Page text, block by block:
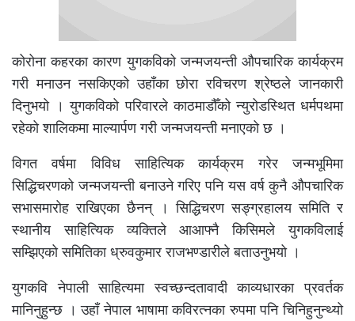
कोरोना कहरका कारण युगकविको जन्मजयन्ती औपचारिक कार्यक्रम
गरी मनाउन नसकिएको उहाँका छोरा रविचरण श्रेष्ठले जानकारी
दिनुभयो । युगकविको परिवारले काठमाडौँको न्युरोडस्थित धर्मपथमा
रहेको शालिकमा माल्यार्पण गरी जन्मजयन्ती मनाएको छ ।
विगत वर्षमा विविध साहित्यिक कार्यक्रम गरेर जन्मभूमिमा
सिद्धिचरणको जन्मजयन्ती बनाउने गरिए पनि यस वर्ष कुनै औपचारिक
सभासमारोह राखिएका छैनन् । सिद्धिचरण सङ्ग्रहालय समिति र
स्थानीय साहित्यिक व्यक्तिले आआफ्नै किसिमले युगकविलाई
सम्झिएको समितिका ध्रुवकुमार राजभण्डारीले बताउनुभयो ।
युगकवि नेपाली साहित्यमा स्वच्छन्दतावादी काव्यधारका प्रवर्तक
मानिनुहुन्छ । उहाँ नेपाल भाषामा कविरत्नका रुपमा पनि चिनिहुनुन्थ्यो